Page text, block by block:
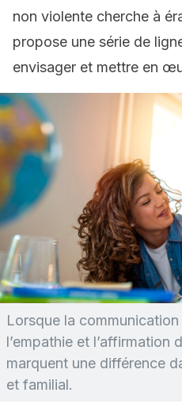
non violente cherche à
propose une série de
envisager et mettre en
Lorsque la
l’empathie et l’affirmation
marquent une différence
et familial.